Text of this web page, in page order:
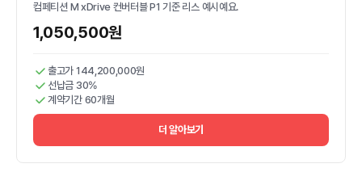
컴페티션 M xDrive 컨버터블 P1 기준 리스 예시예요.
1,050,500원
출고가 144,200,000원
선납금 30%
계약기간 60개월
더 알아보기